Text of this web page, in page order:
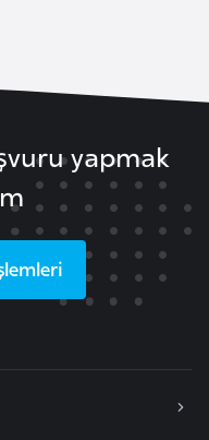
yapmak